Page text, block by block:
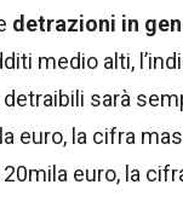
detrazioni in
medio alti,
sarà
euro, la cifra
euro, la